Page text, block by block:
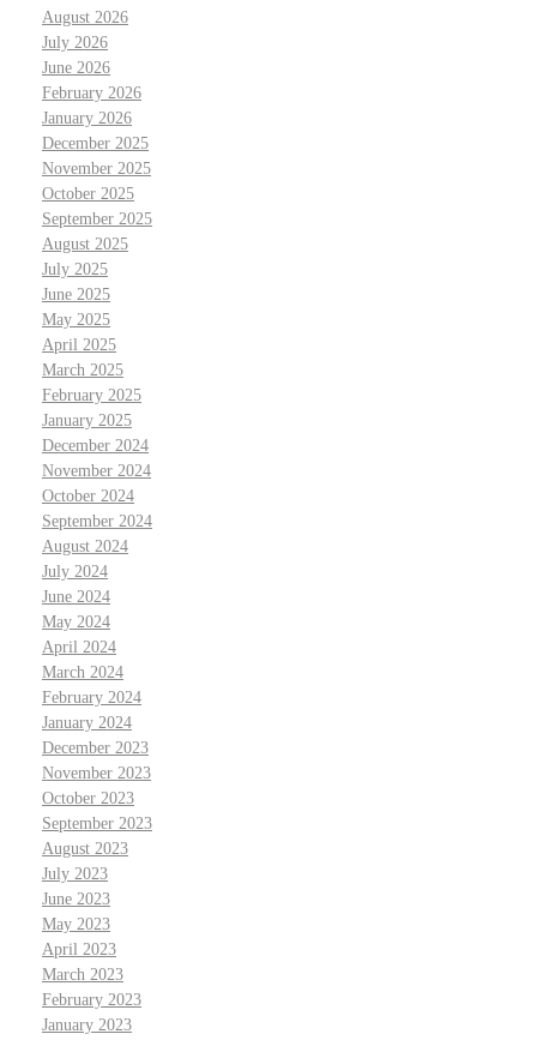
August 2026
July 2026
June 2026
February 2026
January 2026
December 2025
November 2025
October 2025
September 2025
August 2025
July 2025
June 2025
May 2025
April 2025
March 2025
February 2025
January 2025
December 2024
November 2024
October 2024
September 2024
August 2024
July 2024
June 2024
May 2024
April 2024
March 2024
February 2024
January 2024
December 2023
November 2023
October 2023
September 2023
August 2023
July 2023
June 2023
May 2023
April 2023
March 2023
February 2023
January 2023